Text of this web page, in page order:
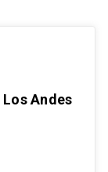
Andes